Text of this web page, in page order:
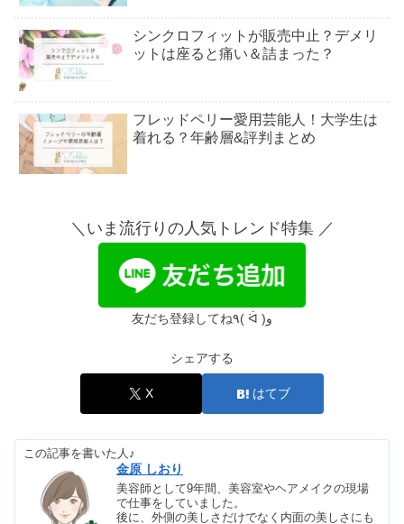
シンクロフィットが販売中止？デメリ
ットは座ると痛い＆詰まった？
フレッドペリー愛用芸能人！大学生は
着れる？年齢層&評判まとめ
40代でもOK？偽物見分け方も
7sGoodは怪しい？どこの国？支払い方
法＆届かない口コミも
防カビくん煙剤は危険？放置しすぎた
ら？捨て方も解説
TOKIOトリートメントが向いてる人｜
効果ないは嘘？くせ毛の口コミも
＼いま流行りの人気トレンド特集 ／
友だち登録してね٩( ᐛ )و
シェアする
X はてブ
この記事を書いた人♪
金原 しおり
美容師として9年間、美容室やヘアメイクの現場
で仕事をしていました。
後に、外側の美しさだけでなく内面の美しさにも